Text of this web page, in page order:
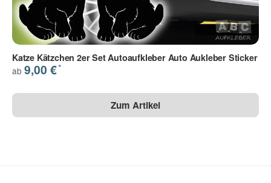
Katze Kätzchen 2er Set Autoaufkleber Auto Aukleber Sticker
ab 9,00 €*
Zum Artikel